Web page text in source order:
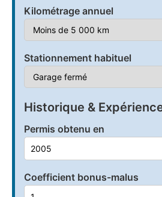
Kilométrage annuel
Stationnement habituel
Historique &
Permis obtenu en
Coefficient bonus-malus